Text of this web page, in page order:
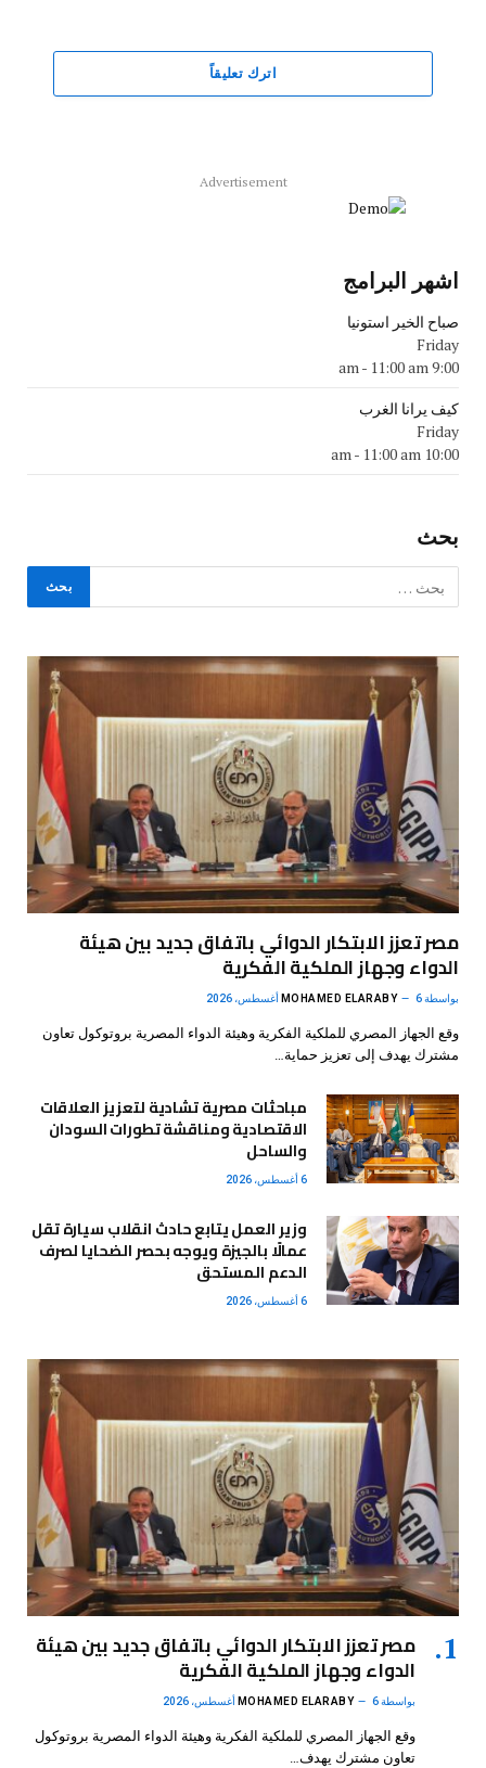
اترك تعليقاً
Advertisement
اشهر البرامج
صباح الخير استونيا
Friday
9:00 am
- 11:00 am
كيف يرانا الغرب
Friday
10:00 am
- 11:00 am
بحث
مصر تعزز الابتكار الدوائي باتفاق جديد بين هيئة
الدواء وجهاز الملكية الفكرية
بواسطة MOHAMED ELARABY 6 أغسطس، 2026
وقع الجهاز المصري للملكية الفكرية وهيئة الدواء المصرية بروتوكول تعاون
مشترك يهدف إلى تعزيز حماية…
مباحثات مصرية تشادية لتعزيز العلاقات
الاقتصادية ومناقشة تطورات السودان
والساحل
6 أغسطس، 2026
وزير العمل يتابع حادث انقلاب سيارة تقل
عمالًا بالجيزة ويوجه بحصر الضحايا لصرف
الدعم المستحق
6 أغسطس، 2026
مصر تعزز الابتكار الدوائي باتفاق جديد بين هيئة
الدواء وجهاز الملكية الفكرية
بواسطة MOHAMED ELARABY 6 أغسطس، 2026
وقع الجهاز المصري للملكية الفكرية وهيئة الدواء المصرية بروتوكول
تعاون مشترك يهدف…